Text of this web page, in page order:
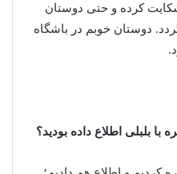
شکایت کرده و حتی دوستان
دوستان خوبم در باشگاه
با بلبلی اطلاع داده بودید؟